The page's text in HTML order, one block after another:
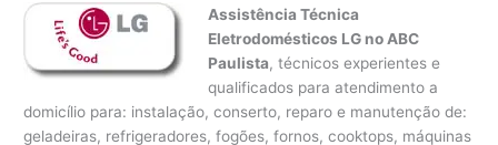
Assistência Técnica
Eletrodomésticos LG no ABC
Paulista, técnicos experientes e
qualificados para atendimento a
domicílio para: instalação, conserto, reparo e manutenção de:
geladeiras, refrigeradores, fogões, fornos, cooktops, máquinas